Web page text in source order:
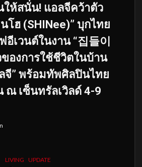
ให้สนั่น! แอลจีคว้าตัว
โฮ (SHINee)” บุกไทย
เวนต์ในงาน “집들이
ของการใช้ชีวิตในบ้าน
จี” พร้อมทัพศิลปินไทย
ณ เซ็นทรัลเวิลด์ 4-9
LIVING UPDATE